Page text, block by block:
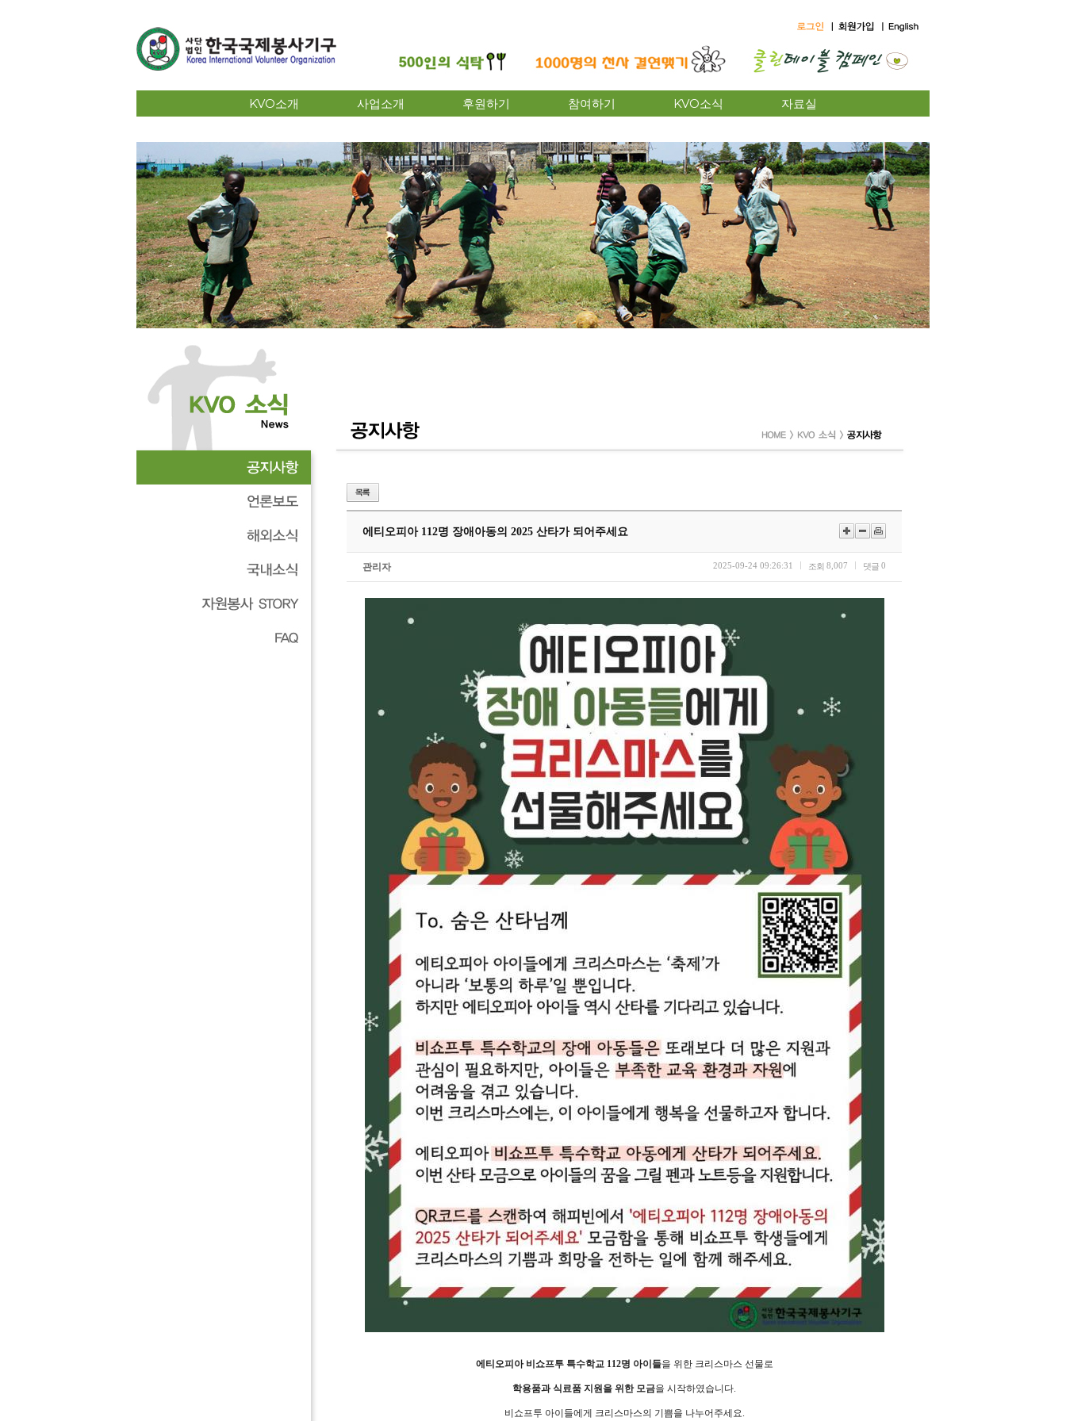
KVO소개 사업소개 후원하기 참여하기 KVO소식 자료실
에티오피아 112명 장애아동의 2025 산타가 되어주세요
관리자 2025-09-24 09:26:31 조회 8,007 댓글 0
에티오피아 비쇼프투 특수학교 112명 아이들을 위한 크리스마스 선물로
학용품과 식료품 지원을 위한 모금을 시작하였습니다.
비쇼프투 아이들에게 크리스마스의 기쁨을 나누어주세요.